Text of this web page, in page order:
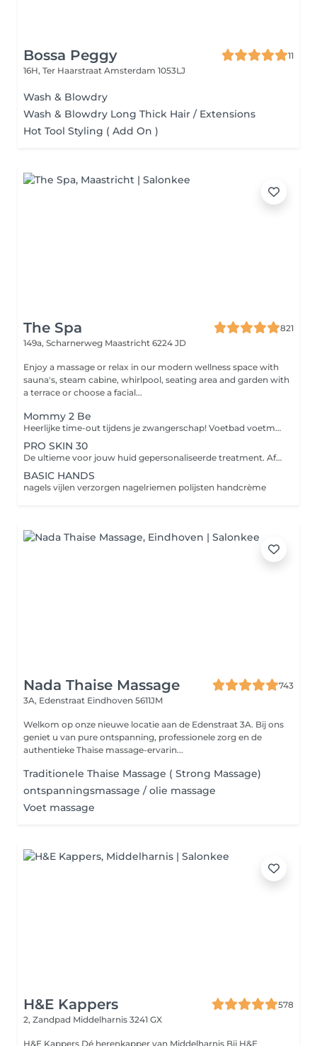
Bossa Peggy
11
16H, Ter Haarstraat Amsterdam 1053LJ
Wash & Blowdry
Wash & Blowdry Long Thick Hair / Extensions
Hot Tool Styling ( Add On )
The Spa
821
149a, Scharnerweg Maastricht 6224 JD
Enjoy a massage or relax in our modern wellness space with
sauna's, steam cabine, whirlpool, seating area and garden with
a terrace or choose a facial...
Mommy 2 Be
Heerlijke time-out tijdens je zwangerschap! Voetbad voetmassage facial treatment: reiniging dieptereiniging epileren onzuiverheden verwijderen masker, massage dag/nachtverzorging
PRO SKIN 30
De ultieme voor jouw huid gepersonaliseerde treatment. Afhankelijk van jouw huidbehoefte bevat de treatment verschillende professionele actieve producten en worden handpools ingezet voor geavanceerde reiniging, productpenetratie en exfoliatie.
BASIC HANDS
nagels vijlen verzorgen nagelriemen polijsten handcrème
Nada Thaise Massage
743
3A, Edenstraat Eindhoven 5611JM
Welkom op onze nieuwe locatie aan de Edenstraat 3A. Bij ons
geniet u van pure ontspanning, professionele zorg en de
authentieke Thaise massage-ervarin...
Traditionele Thaise Massage ( Strong Massage)
ontspanningsmassage / olie massage
Voet massage
H&E Kappers
578
2, Zandpad Middelharnis 3241 GX
H&E Kappers Dé herenkapper van Middelharnis Bij H&E